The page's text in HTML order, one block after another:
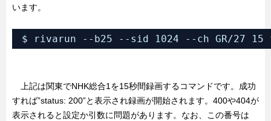
います。
$ rivarun --b25 --sid 1024 --ch GR/27 15
上記は関東でNHK総合1を15秒間録画するコマンドです。成功
すれば”status: 200”と表示され録画が開始されます。400や404が
表示されると設定か引数に問題があります。なお、この番号は